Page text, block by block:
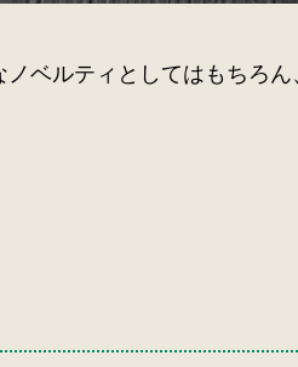
ベルティとしてはもちろ